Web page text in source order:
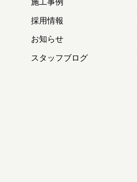
採用情報
お知らせ
スタッフブログ